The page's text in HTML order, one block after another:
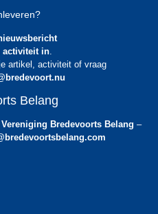
activiteit in.
artikel, activiteit of vraag
Belang
Vereniging Bredevoorts Belang –